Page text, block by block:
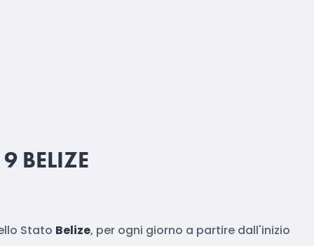
BELIZE
Stato Belize, per ogni giorno a partire dall'inizio